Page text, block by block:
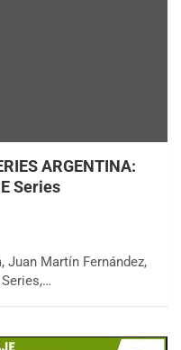
ARGENTINA:
Series
Juan Martín Fernández,